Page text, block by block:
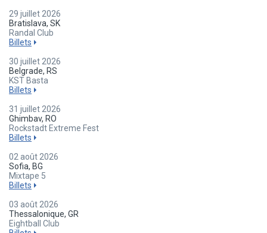
29 juillet 2026
Bratislava, SK
Randal Club
Billets
30 juillet 2026
Belgrade, RS
KST Basta
Billets
31 juillet 2026
Ghimbav, RO
Rockstadt Extreme Fest
Billets
02 août 2026
Sofia, BG
Mixtape 5
Billets
03 août 2026
Thessalonique, GR
Eightball Club